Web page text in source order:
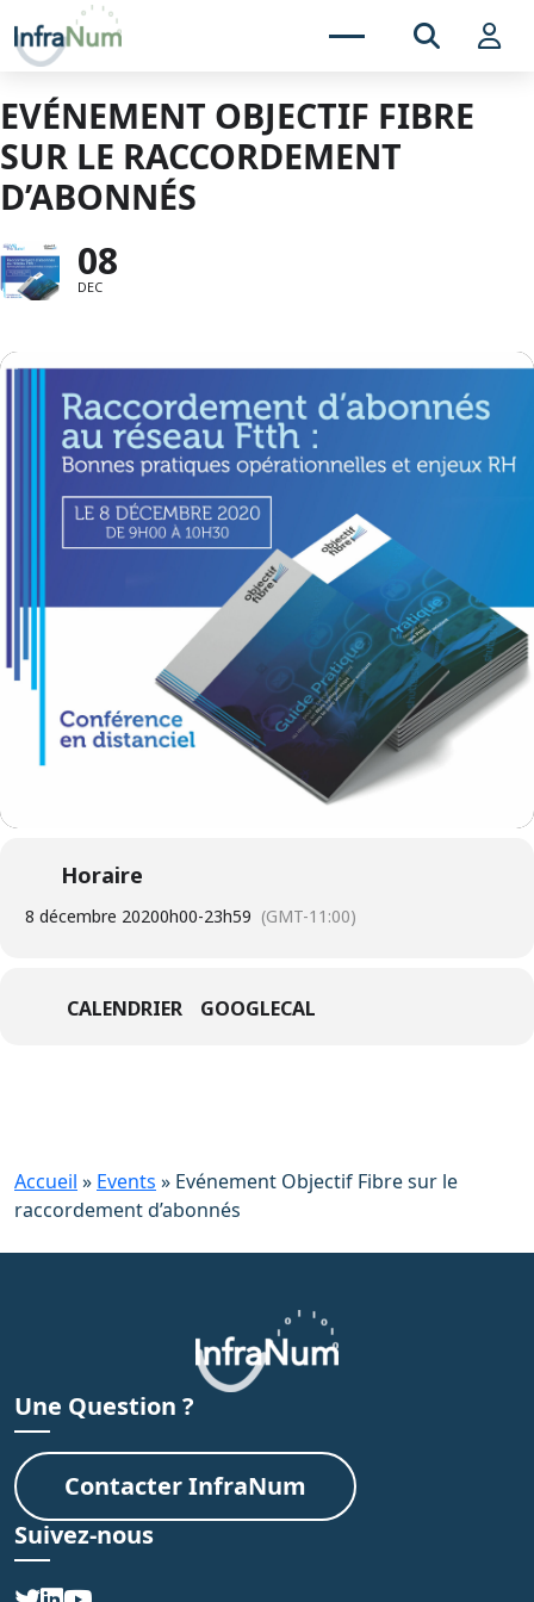
EVÉNEMENT OBJECTIF FIBRE
SUR LE RACCORDEMENT
D’ABONNÉS
08
DEC
Horaire
8 décembre 20200h00-23h59 (GMT-11:00)
CALENDRIER GOOGLECAL
Accueil » Events » Evénement Objectif Fibre sur le
raccordement d’abonnés
Une Question ?
Contacter InfraNum
Suivez-nous